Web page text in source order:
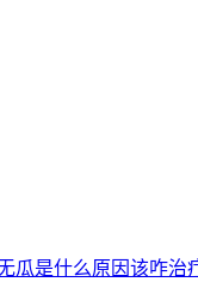
瓜是什么原因该咋治